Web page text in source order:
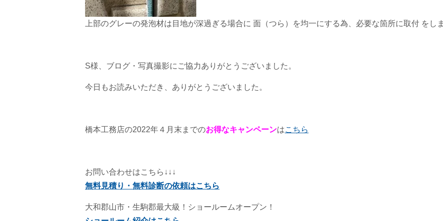
上部のグレーの発泡材は目地が深過ぎる場合に 面（つら）を均一にする為、必要な箇所に取付 をし
S様、ブログ・写真撮影にご協力ありがとうございました。
今日もお読みいただき、ありがとうございました。
橋本工務店の2022年４月末までのお得なキャンペーンはこちら
お問い合わせはこちら↓↓↓
無料見積り・無料診断の依頼はこちら
大和郡山市・生駒郡最大級！ショールームオープン！